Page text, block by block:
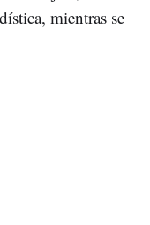
mientras se